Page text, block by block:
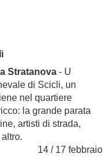
Stratanova - U
di Scicli, un
nel quartiere
la grande parata
artisti di strada,
14 / 17 febbraio